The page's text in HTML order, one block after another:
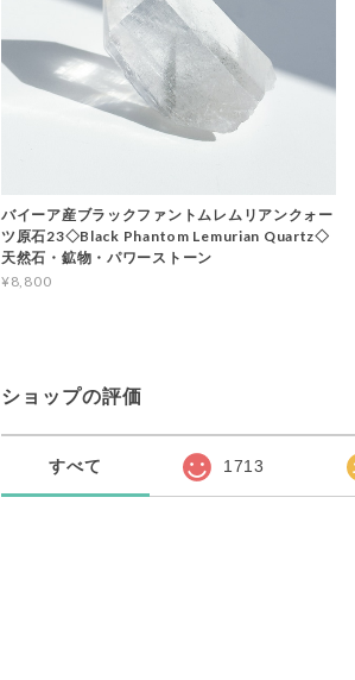
バイーア産ブラックファントムレムリアンクォー
ツ原石23◇Black Phantom Lemurian Quartz◇
天然石・鉱物・パワーストーン
¥8,800
ショップの評価
すべて 1713